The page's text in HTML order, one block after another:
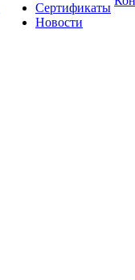
Сертификаты
Новости